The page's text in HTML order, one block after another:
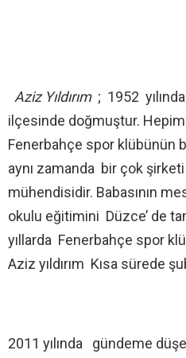
Aziz Yıldırım; 1952 yılında
ilçesinde doğmuştur.
Fenerbahçe spor klübünün
aynı zamanda bir çok
mühendisidir. Babasının
okulu eğitimini Düzce’ de
yıllarda Fenerbahçe spor
Aziz yıldırım Kısa sürede
2011 yılında gündeme